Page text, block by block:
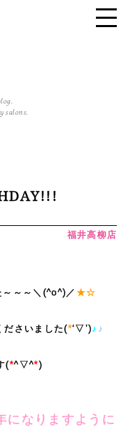
salons.
福井高柳店
～～＼(^o^)／ ★☆
ださいました(*‘▽’)♪ ♪
(*^▽^*)
になりますように